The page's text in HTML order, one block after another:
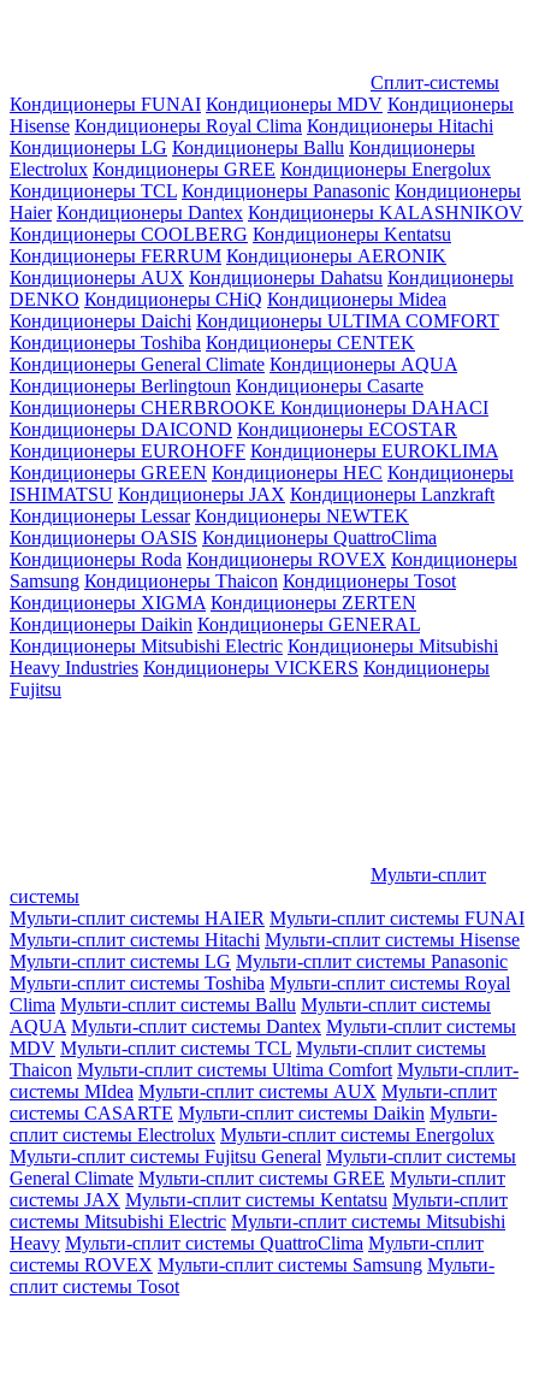
Сплит-системы
Кондиционеры FUNAI Кондиционеры MDV Кондиционеры
Hisense Кондиционеры Royal Clima Кондиционеры Hitachi
Кондиционеры LG Кондиционеры Ballu Кондиционеры
Electrolux Кондиционеры GREE Кондиционеры Energolux
Кондиционеры TCL Кондиционеры Panasonic Кондиционеры
Haier Кондиционеры Dantex Кондиционеры KALASHNIKOV
Кондиционеры СOOLBERG Кондиционеры Kentatsu
Кондиционеры FERRUM Кондиционеры AERONIK
Кондиционеры AUX Кондиционеры Dahatsu Кондиционеры
DENKO Кондиционеры CHiQ Кондиционеры Midea
Кондиционеры Daichi Кондиционеры ULTIMA COMFORT
Кондиционеры Toshiba Кондиционеры CENTEK
Кондиционеры General Climate Кондиционеры AQUA
Кондиционеры Berlingtoun Кондиционеры Casarte
Кондиционеры CHERBROOKE Кондиционеры DAHACI
Кондиционеры DAICOND Кондиционеры ECOSTAR
Кондиционеры EUROHOFF Кондиционеры EUROKLIMA
Кондиционеры GREEN Кондиционеры HEC Кондиционеры
ISHIMATSU Кондиционеры JAX Кондиционеры Lanzkraft
Кондиционеры Lessar Кондиционеры NEWTEK
Кондиционеры OASIS Кондиционеры QuattroClima
Кондиционеры Roda Кондиционеры ROVEX Кондиционеры
Samsung Кондиционеры Thaicon Кондиционеры Tosot
Кондиционеры XIGMA Кондиционеры ZERTEN
Кондиционеры Daikin Кондиционеры GENERAL
Кондиционеры Mitsubishi Electric Кондиционеры Mitsubishi
Heavy Industries Кондиционеры VICKERS Кондиционеры
Fujitsu
Мульти-сплит
системы
Мульти-сплит системы HAIER Мульти-сплит системы FUNAI
Мульти-сплит системы Hitachi Мульти-сплит системы Hisense
Мульти-сплит системы LG Мульти-сплит системы Panasonic
Мульти-сплит системы Toshiba Мульти-сплит системы Royal
Clima Мульти-сплит системы Ballu Мульти-сплит системы
AQUA Мульти-сплит системы Dantex Мульти-сплит системы
MDV Мульти-сплит системы TCL Мульти-сплит системы
Thaicon Мульти-сплит системы Ultima Comfort Мульти-сплит-
системы MIdea Мульти-сплит системы AUX Мульти-сплит
системы CASARTE Мульти-сплит системы Daikin Мульти-
сплит системы Electrolux Мульти-сплит системы Energolux
Мульти-сплит системы Fujitsu General Мульти-сплит системы
General Climate Мульти-сплит системы GREE Мульти-сплит
системы JAX Мульти-сплит системы Kentatsu Мульти-сплит
системы Mitsubishi Electric Мульти-сплит системы Mitsubishi
Heavy Мульти-сплит системы QuattroClima Мульти-сплит
системы ROVEX Мульти-сплит системы Samsung Мульти-
сплит системы Tosot